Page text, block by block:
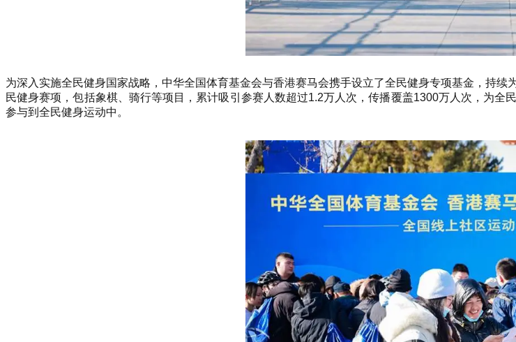
为深入实施全民健身国家战略，中华全国体育基金会与香港赛马会携手设立了全民健身专项基金，持
民健身赛项，包括象棋、骑行等项目，累计吸引参赛人数超过1.2万人次，传播覆盖1300万人次，为
参与到全民健身运动中。